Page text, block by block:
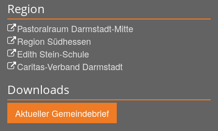
Region
Pastoralraum Darmstadt-Mitte
Region Südhessen
Edith Stein-Schule
Caritas-Verband Darmstadt
Downloads
Aktueller Gemeindebrief